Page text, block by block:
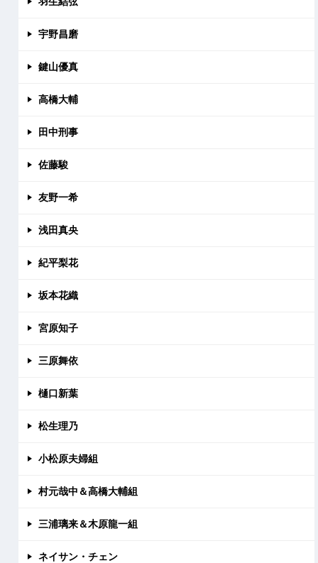
宇野昌磨
鍵山優真
高橋大輔
田中刑事
佐藤駿
友野一希
浅田真央
紀平梨花
坂本花織
宮原知子
三原舞依
樋口新葉
松生理乃
小松原夫婦組
村元哉中＆高橋大輔組
三浦璃来＆木原龍一組
ネイサン・チェン